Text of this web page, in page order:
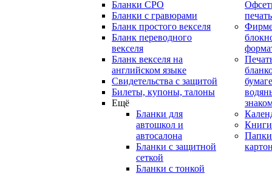
Бланки СРО
Бланки с гравюрами
Бланк простого векселя
Бланк переводного
векселя
Бланк векселя на
английском языке
Свидетельства с защитой
Билеты, купоны, талоны
Ещё
Бланки для
автошкол и
автосалона
Бланки с защитной
сеткой
Бланки с тонкой
печать
Книги
Папки